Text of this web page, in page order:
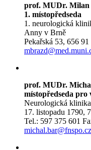
prof. MUDr. Milan
1. místopředseda
1. neurologická
Anny v Brně
Pekařská 53, 656
prof. MUDr.
místopředseda pro
Neurologická
17. listopadu 1790,
Tel.: 597 375 601
michal.bar@fnspo.cz